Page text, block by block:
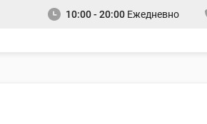
10:00 - 20:00 Ежедневно